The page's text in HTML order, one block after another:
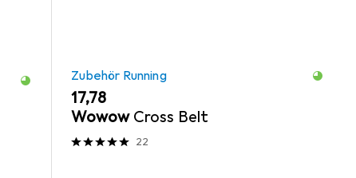
Zubehör Running
EUR
17,78
Wowow Cross Belt
22